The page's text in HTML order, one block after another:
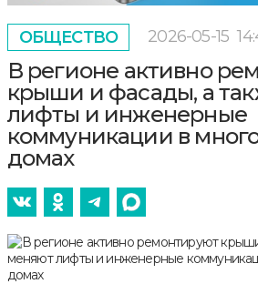
ОБЩЕСТВО 2026-05-15
В регионе активно
крыши и фасады, а
лифты и инженерные
коммуникации в
домах